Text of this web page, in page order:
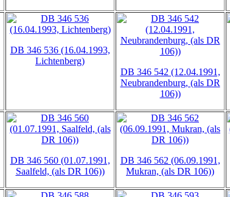
DB 346 536 (16.04.1993,
Lichtenberg)
DB 346 542 (12.04.1991,
Neubrandenburg, (als DR
106))
DB 346 560 (01.07.1991,
Saalfeld, (als DR 106))
DB 346 562 (06.09.1991,
Mukran, (als DR 106))